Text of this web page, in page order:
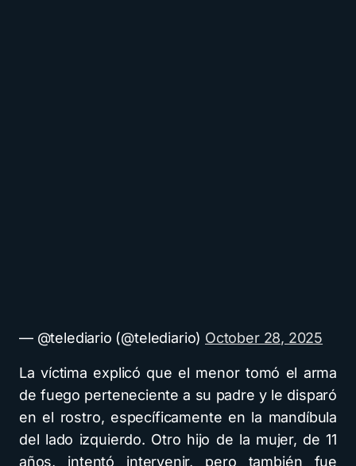
— @telediario (@telediario) October 28, 2025
La víctima explicó que el menor tomó el arma
de fuego perteneciente a su padre y le disparó
en el rostro, específicamente en la mandíbula
del lado izquierdo. Otro hijo de la mujer, de 11
años, intentó intervenir, pero también fue